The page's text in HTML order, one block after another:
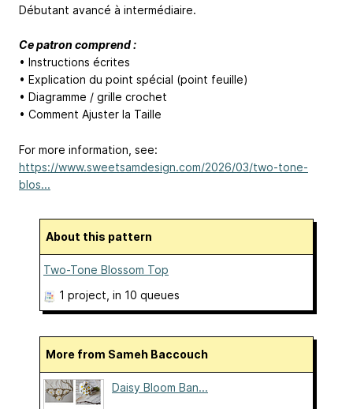
Débutant avancé à intermédiaire.
Ce patron comprend :
• Instructions écrites
• Explication du point spécial (point feuille)
• Diagramme / grille crochet
• Comment Ajuster la Taille
For more information, see:
https://www.sweetsamdesign.com/2026/03/two-tone-
blos...
About this pattern
Two-Tone Blossom Top
1 project , in 10 queues
More from Sameh Baccouch
Daisy Bloom Ban...